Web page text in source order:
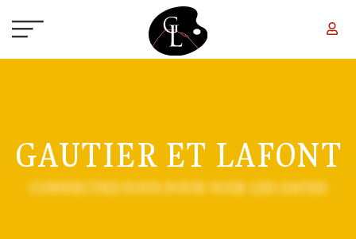
GAUTIER ET LAFONT
CONNECTEZ-VOUS POUR VOIR LES DATES